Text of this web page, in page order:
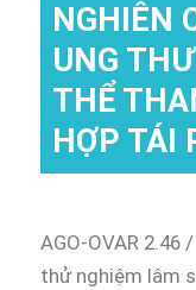
NGHIÊN
UNG
THỂ
HỢP TÁI
AGO-OVAR 2.46
thử nghiệm lâm